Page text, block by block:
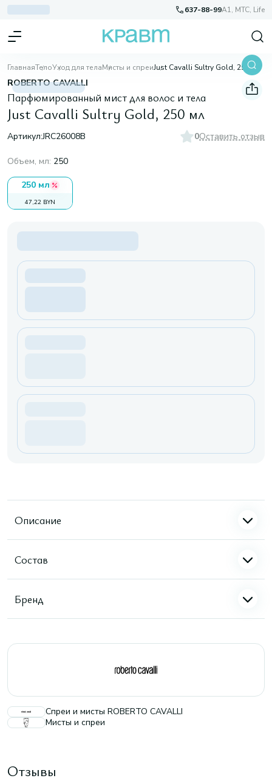
637-88-99A1, МТС, Life
ГлавнаяТелоУход для телаМисты и спреиJust Cavalli Sultry Gold, 250 мл
ROBERTO CAVALLI
Парфюмированный мист для волос и тела
Just Cavalli Sultry Gold, 250 мл
Артикул:JRC26008B 0Оставить отзыв
Объем, мл: 250
250 мл
47,22 BYN
Описание
Состав
Бренд
Спреи и мисты ROBERTO CAVALLI
Мисты и спреи
Отзывы